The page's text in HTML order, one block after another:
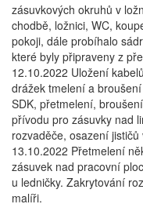
zásuvkových okruhů v
chodbě, ložnici, WC,
pokoji, dále probíhalo
které byly připraveny z
12.10.2022 Uložení
drážek tmelení a
SDK, přetmelení,
přívodu pro zásuvky nad
rozvaděče, osazení
13.10.2022 Přetmelení
zásuvek nad pracovní
u ledničky. Zakrytování
malíři.